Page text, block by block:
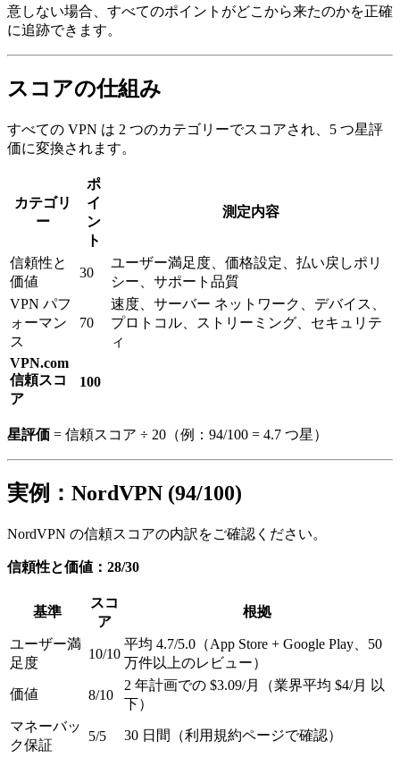
意しない場合、すべてのポイントがどこから来たのかを正確
に追跡できます。
スコアの仕組み
すべての VPN は 2 つのカテゴリーでスコアされ、5 つ星評
価に変換されます。
カテゴリ
ー
ポ
イ
ン
ト
測定内容
信頼性と
価値
30
ユーザー満足度、価格設定、払い戻しポリ
シー、サポート品質
VPN パフ
ォーマン
ス
70
速度、サーバー ネットワーク、デバイス、
プロトコル、ストリーミング、セキュリテ
ィ
VPN.com
信頼スコ
ア
100
星評価 = 信頼スコア ÷ 20（例：94/100 = 4.7 つ星）
実例：NordVPN (94/100)
NordVPN の信頼スコアの内訳をご確認ください。
信頼性と価値：28/30
基準
スコ
ア
根拠
ユーザー満
足度
10/10
平均 4.7/5.0（App Store + Google Play、50
万件以上のレビュー）
価値 8/10
2 年計画での $3.09/月（業界平均 $4/月 以
下）
マネーバッ
ク保証
5/5 30 日間（利用規約ページで確認）